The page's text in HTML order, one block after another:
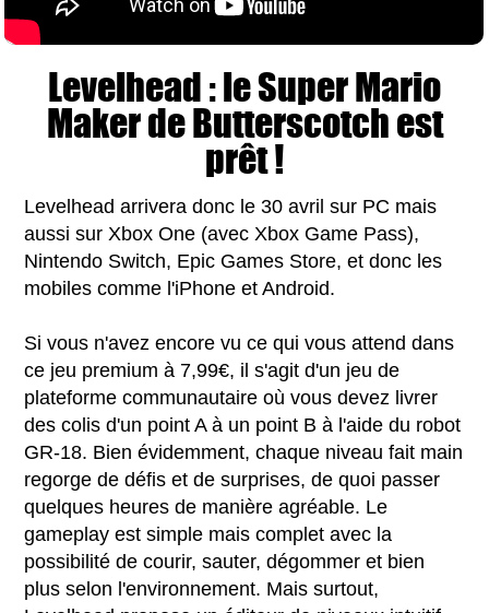
Levelhead : le Super Mario
Maker de Butterscotch est
prêt !
Levelhead arrivera donc le 30 avril sur PC mais
aussi sur Xbox One (avec Xbox Game Pass),
Nintendo Switch, Epic Games Store, et donc les
mobiles comme l'iPhone et Android.
Si vous n'avez encore vu ce qui vous attend dans
ce jeu premium à 7,99€, il s'agit d'un jeu de
plateforme communautaire où vous devez livrer
des colis d'un point A à un point B à l'aide du robot
GR-18. Bien évidemment, chaque niveau fait main
regorge de défis et de surprises, de quoi passer
quelques heures de manière agréable. Le
gameplay est simple mais complet avec la
possibilité de courir, sauter, dégommer et bien
plus selon l'environnement. Mais surtout,